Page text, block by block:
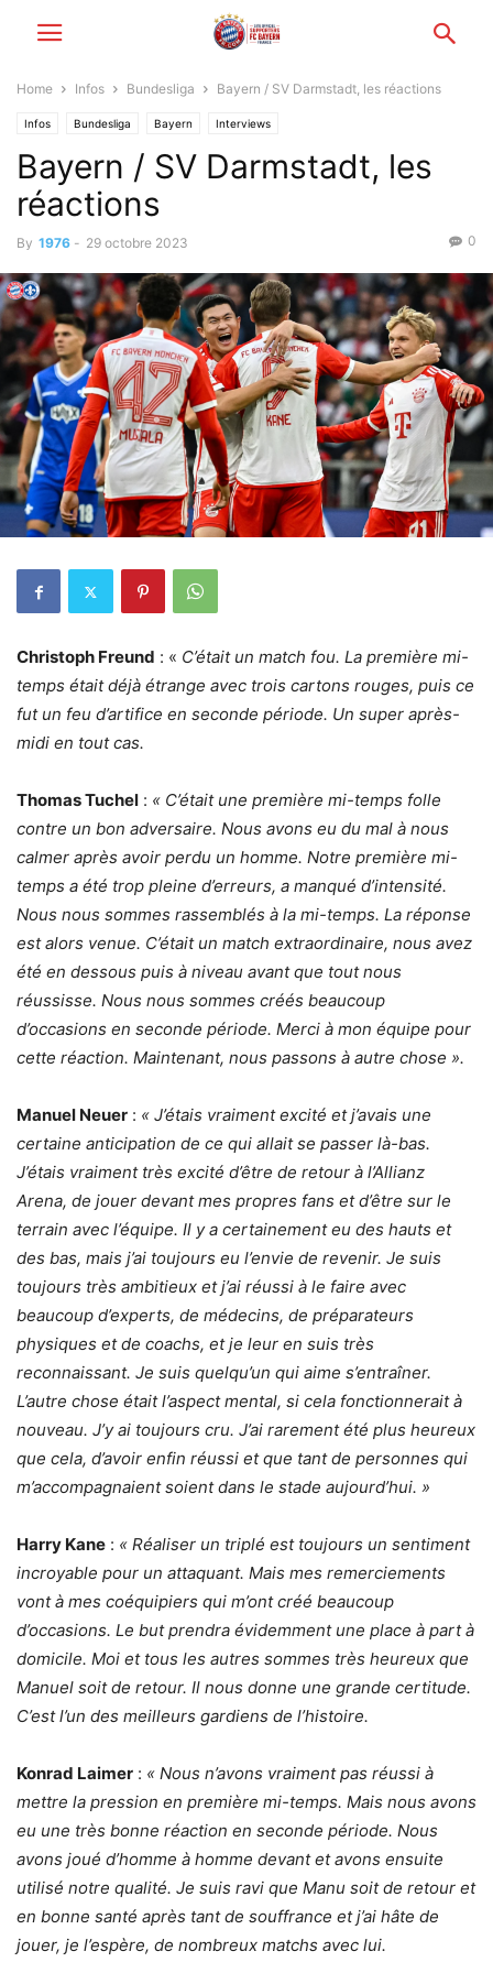
Home Infos Bundesliga Bayern / SV Darmstadt, les réactions
Infos Bundesliga Bayern Interviews
Bayern / SV Darmstadt, les
réactions
By 1976 - 29 octobre 2023 0
Christoph Freund : « C’était un match fou. La première mi-
temps était déjà étrange avec trois cartons rouges, puis ce
fut un feu d’artifice en seconde période. Un super après-
midi en tout cas.
Thomas Tuchel : « C’était une première mi-temps folle
contre un bon adversaire. Nous avons eu du mal à nous
calmer après avoir perdu un homme. Notre première mi-
temps a été trop pleine d’erreurs, a manqué d’intensité.
Nous nous sommes rassemblés à la mi-temps. La réponse
est alors venue. C’était un match extraordinaire, nous avez
été en dessous puis à niveau avant que tout nous
réussisse. Nous nous sommes créés beaucoup
d’occasions en seconde période. Merci à mon équipe pour
cette réaction. Maintenant, nous passons à autre chose ».
Manuel Neuer : « J’étais vraiment excité et j’avais une
certaine anticipation de ce qui allait se passer là-bas.
J’étais vraiment très excité d’être de retour à l’Allianz
Arena, de jouer devant mes propres fans et d’être sur le
terrain avec l’équipe. Il y a certainement eu des hauts et
des bas, mais j’ai toujours eu l’envie de revenir. Je suis
toujours très ambitieux et j’ai réussi à le faire avec
beaucoup d’experts, de médecins, de préparateurs
physiques et de coachs, et je leur en suis très
reconnaissant. Je suis quelqu’un qui aime s’entraîner.
L’autre chose était l’aspect mental, si cela fonctionnerait à
nouveau. J’y ai toujours cru. J’ai rarement été plus heureux
que cela, d’avoir enfin réussi et que tant de personnes qui
m’accompagnaient soient dans le stade aujourd’hui. »
Harry Kane : « Réaliser un triplé est toujours un sentiment
incroyable pour un attaquant. Mais mes remerciements
vont à mes coéquipiers qui m’ont créé beaucoup
d’occasions. Le but prendra évidemment une place à part à
domicile. Moi et tous les autres sommes très heureux que
Manuel soit de retour. Il nous donne une grande certitude.
C’est l’un des meilleurs gardiens de l’histoire.
Konrad Laimer : « Nous n’avons vraiment pas réussi à
mettre la pression en première mi-temps. Mais nous avons
eu une très bonne réaction en seconde période. Nous
avons joué d’homme à homme devant et avons ensuite
utilisé notre qualité. Je suis ravi que Manu soit de retour et
en bonne santé après tant de souffrance et j’ai hâte de
jouer, je l’espère, de nombreux matchs avec lui.